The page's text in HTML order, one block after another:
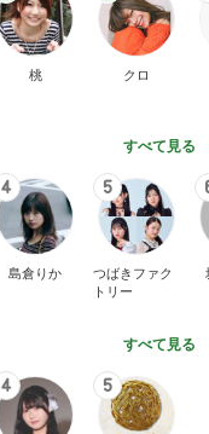
桃 クロ
すべて見る
4
島倉りか
5
つばきファク
トリー
すべて見る
4 5